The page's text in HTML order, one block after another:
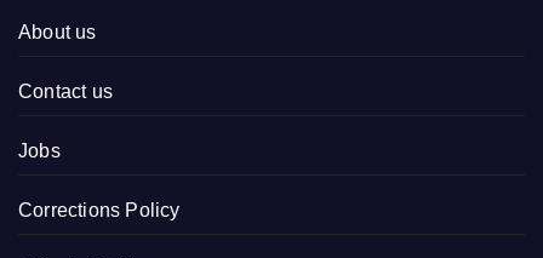
About us
Contact us
Jobs
Corrections Policy